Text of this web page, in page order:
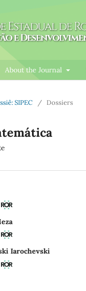
About the Journal
SIPEC / Dossiers
Iarochevski